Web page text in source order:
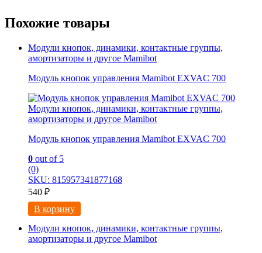
Похожие товары
Модули кнопок, динамики, контактные группы,
амортизаторы и другое Mamibot
Модуль кнопок управления Mamibot EXVAC 700
Модули кнопок, динамики, контактные группы,
амортизаторы и другое Mamibot
Модуль кнопок управления Mamibot EXVAC 700
0 out of 5
(0)
SKU: 815957341877168
540 ₽
В корзину
Модули кнопок, динамики, контактные группы,
амортизаторы и другое Mamibot